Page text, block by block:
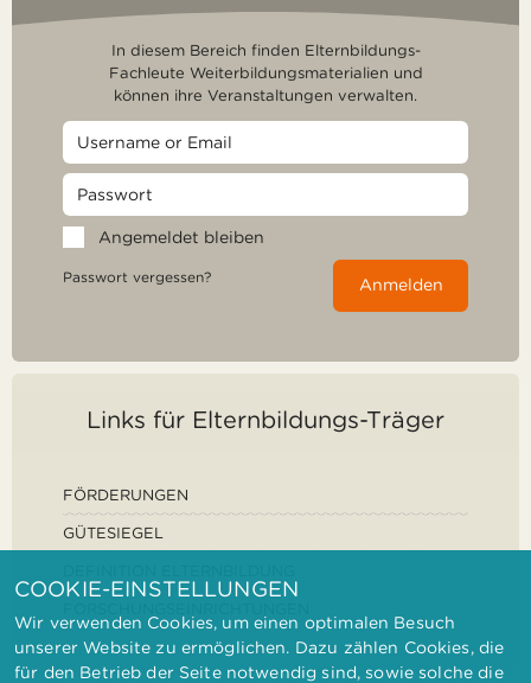
In diesem Bereich finden Elternbildungs-
Fachleute Weiterbildungsmaterialien und
können ihre Veranstaltungen verwalten.
Angemeldet bleiben
Passwort vergessen? Anmelden
Links für Elternbildungs-Träger
FÖRDERUNGEN
GÜTESIEGEL
COOKIE-EINSTELLUNGEN
Wir verwenden Cookies, um einen optimalen Besuch
unserer Website zu ermöglichen. Dazu zählen Cookies, die
für den Betrieb der Seite notwendig sind, sowie solche die